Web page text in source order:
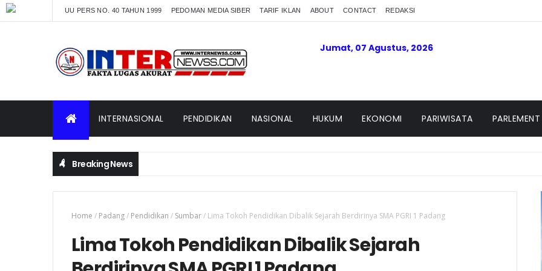
UU PERS NO. 40 TAHUN 1999 PEDOMAN MEDIA SIBER TARIF IKLAN ABOUT CONTACT REDAKSI
Jumat, 07 Agustus, 2026
INTERNASIONAL PENDIDIKAN NASIONAL HUKUM EKONOMI PARIWISATA PARLEMENT
Breaking News
Home / Padang/ Pendidikan / Sumbar/ Lima Tokoh Pendidikan Dibalik Sejarah Berdirinya SMA PGRI 1 Padang
Lima Tokoh Pendidikan Dibalik Sejarah